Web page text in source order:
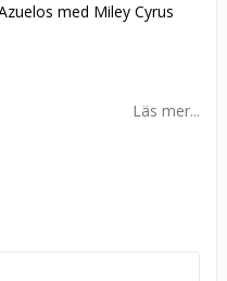
med Miley Cyrus
Läs mer...